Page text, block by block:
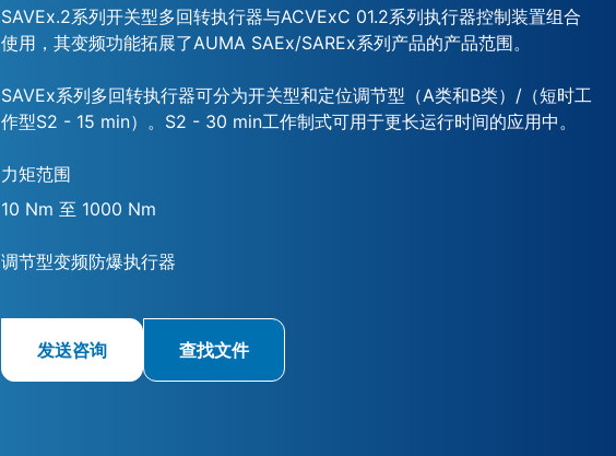
SAVEx.2系列开关型多回转执行器与ACVExC 01.2系列执行器控制装置组合
使用，其变频功能拓展了AUMA SAEx/SAREx系列产品的产品范围。
SAVEx系列多回转执行器可分为开关型和定位调节型（A类和B类）/（短时工
作型S2 - 15 min）。S2 - 30 min工作制式可用于更长运行时间的应用中。
力矩范围
10 Nm 至 1000 Nm
调节型变频防爆执行器
发送咨询 查找文件